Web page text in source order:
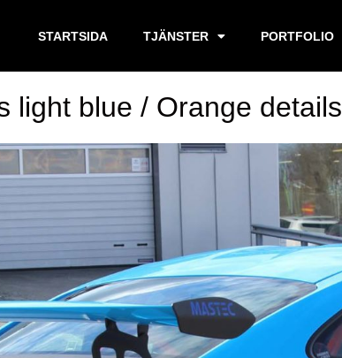
STARTSIDA TJÄNSTER PORTFOLIO
light blue / Orange details